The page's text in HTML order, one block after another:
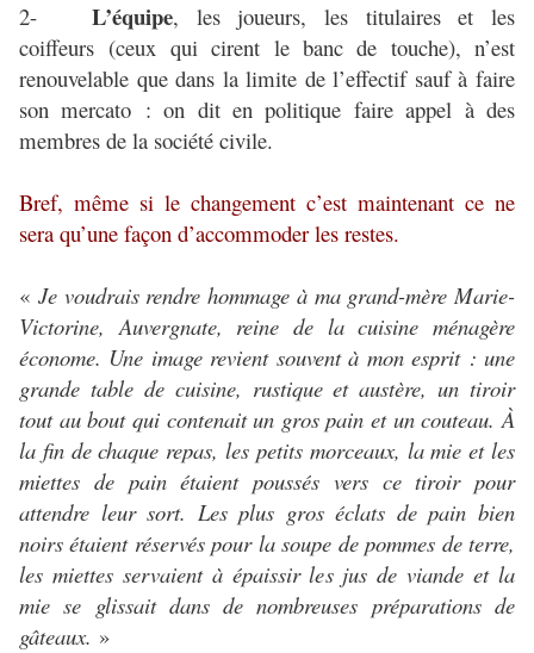
2- L’équipe, les joueurs, les titulaires et les
coiffeurs (ceux qui cirent le banc de touche), n’est
renouvelable que dans la limite de l’effectif sauf à faire
son mercato : on dit en politique faire appel à des
membres de la société civile.
Bref, même si le changement c’est maintenant ce ne
sera qu’une façon d’accommoder les restes.
« Je voudrais rendre hommage à ma grand-mère Marie-
Victorine, Auvergnate, reine de la cuisine ménagère
économe. Une image revient souvent à mon esprit : une
grande table de cuisine, rustique et austère, un tiroir
tout au bout qui contenait un gros pain et un couteau. À
la fin de chaque repas, les petits morceaux, la mie et les
miettes de pain étaient poussés vers ce tiroir pour
attendre leur sort. Les plus gros éclats de pain bien
noirs étaient réservés pour la soupe de pommes de terre,
les miettes servaient à épaissir les jus de viande et la
mie se glissait dans de nombreuses préparations de
gâteaux. »